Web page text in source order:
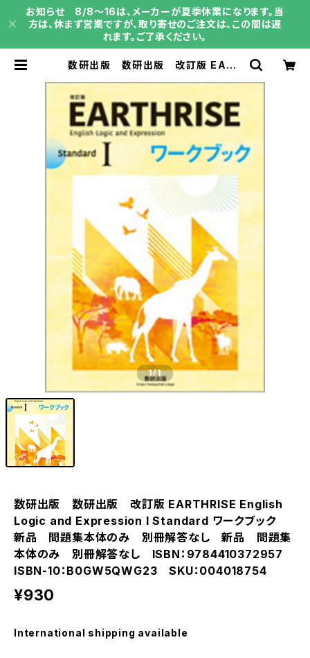
お知らせ 8/8～16は、メーカーが夏季休業になります。当
方は、休まず営業ですが、取り寄せのご注文は、この間は遅
れます。ご了承ください。
数研出版 数研出版 改訂版 EART
ession I Standard ワークブッ
ク 新品 問題集本体のみ 別冊解
答なし 新品 問題集本体のみ 別
冊解答なし ISBN：9784410372
957 ISBN-10：B0GW5QWG23
SKU：004018754 | 育之書店
（いくのしょてん）
1/1
数研出版 数研出版 改訂版 EARTHRISE English
Logic and Expression I Standard ワークブック
新品 問題集本体のみ 別冊解答なし 新品 問題集
本体のみ 別冊解答なし ISBN：9784410372957
ISBN-10：B0GW5QWG23 SKU：004018754
¥930
International shipping available